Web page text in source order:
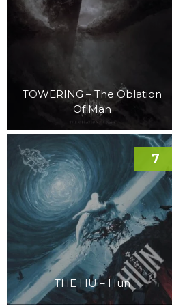
TOWERING – The Oblation
Of Man
THE HU – Hun
7